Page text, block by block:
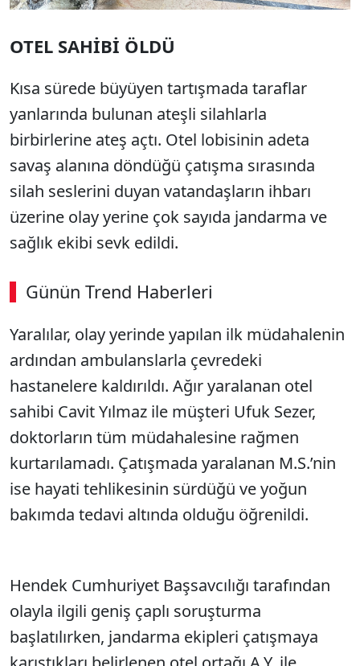
OTEL SAHİBİ ÖLDÜ
Kısa sürede büyüyen tartışmada taraflar
yanlarında bulunan ateşli silahlarla
birbirlerine ateş açtı. Otel lobisinin adeta
savaş alanına döndüğü çatışma sırasında
silah seslerini duyan vatandaşların ihbarı
üzerine olay yerine çok sayıda jandarma ve
sağlık ekibi sevk edildi.
Günün Trend Haberleri
00:02 / 09:08
Sesi Aç
Yaralılar, olay yerinde yapılan ilk müdahalenin
ardından ambulanslarla çevredeki
hastanelere kaldırıldı. Ağır yaralanan otel
sahibi Cavit Yılmaz ile müşteri Ufuk Sezer,
doktorların tüm müdahalesine rağmen
kurtarılamadı. Çatışmada yaralanan M.S.’nin
ise hayati tehlikesinin sürdüğü ve yoğun
bakımda tedavi altında olduğu öğrenildi.
Hendek Cumhuriyet Başsavcılığı tarafından
olayla ilgili geniş çaplı soruşturma
başlatılırken, jandarma ekipleri çatışmaya